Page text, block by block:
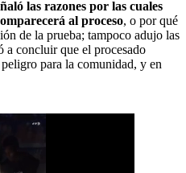
las razones por las cuales
al proceso, o por qué
de la prueba; tampoco adujo las
a concluir que el procesado
para la comunidad, y en